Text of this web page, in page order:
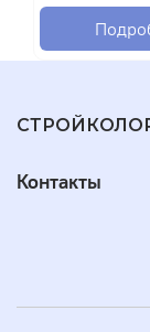
Контакты